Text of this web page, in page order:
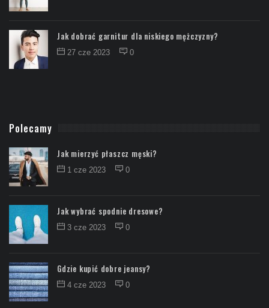
Jak dobrać garnitur dla niskiego mężczyzny?
27 cze 2023 0
Polecamy
Jak mierzyć płaszcz męski?
1 cze 2023 0
Jak wybrać spodnie dresowe?
3 cze 2023 0
Gdzie kupić dobre jeansy?
4 cze 2023 0